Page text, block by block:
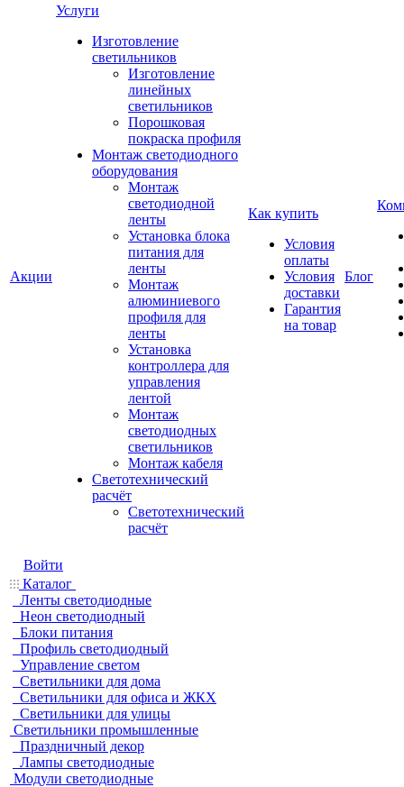
Акции
Услуги
Изготовление
светильников
Изготовление
линейных
светильников
Порошковая
покраска профиля
Монтаж светодиодного
оборудования
Монтаж
светодиодной
ленты
Установка блока
питания для
ленты
Монтаж
алюминиевого
профиля для
ленты
Установка
контроллера для
управления
лентой
Монтаж
светодиодных
светильников
Монтаж кабеля
Светотехнический
расчёт
Светотехнический
расчёт
Как купить
Условия
оплаты
Условия
доставки
Гарантия
на товар
Блог
Войти
Каталог
Ленты светодиодные
Неон светодиодный
Блоки питания
Профиль светодиодный
Управление светом
Светильники для дома
Светильники для офиса и ЖКХ
Светильники для улицы
Светильники промышленные
Праздничный декор
Лампы светодиодные
Модули светодиодные